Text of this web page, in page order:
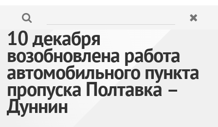
10 декабря
возобновлена работа
автомобильного пункта
пропуска Полтавка –
Дуннин